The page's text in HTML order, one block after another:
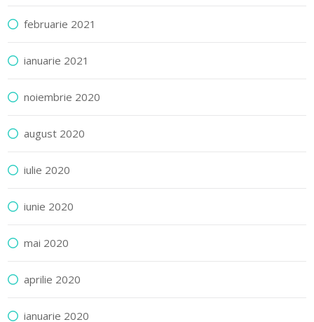
februarie 2021
ianuarie 2021
noiembrie 2020
august 2020
iulie 2020
iunie 2020
mai 2020
aprilie 2020
ianuarie 2020